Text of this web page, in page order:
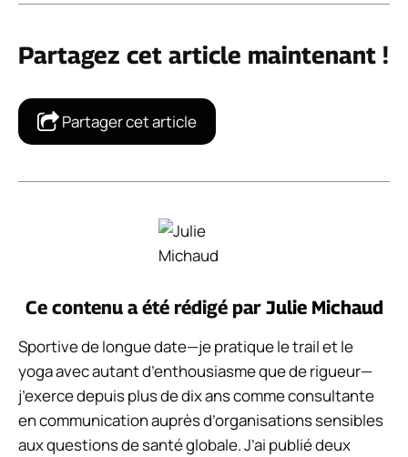
Partagez cet article maintenant !
Partager cet article
Ce contenu a été rédigé par Julie Michaud
Sportive de longue date—je pratique le trail et le
yoga avec autant d’enthousiasme que de rigueur—
j’exerce depuis plus de dix ans comme consultante
en communication auprès d’organisations sensibles
aux questions de santé globale. J’ai publié deux